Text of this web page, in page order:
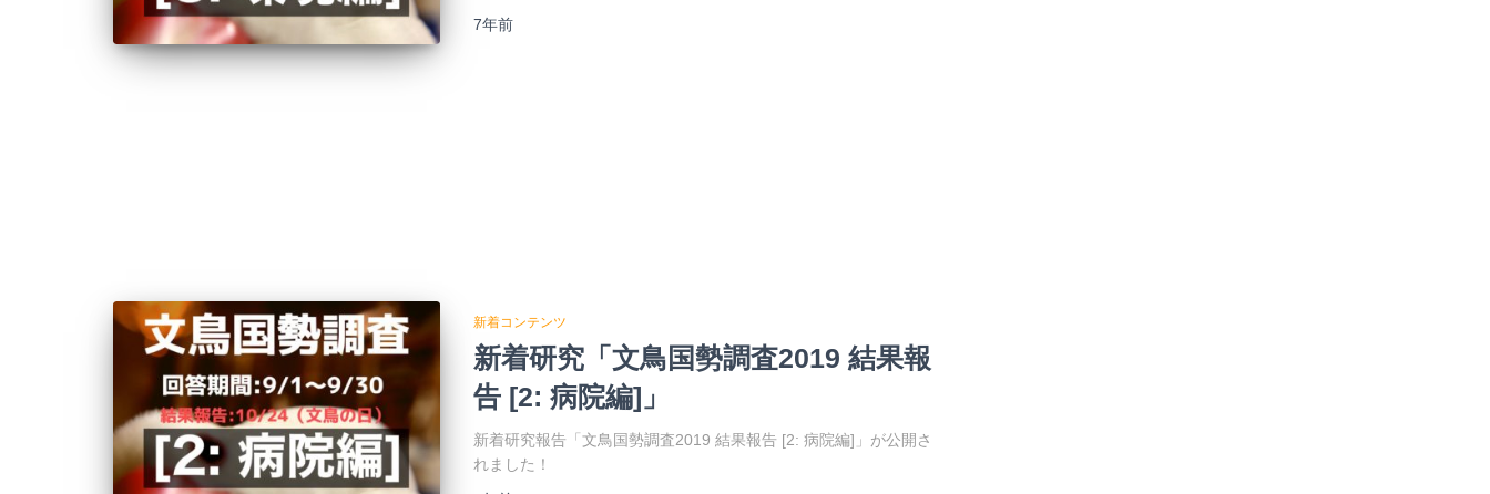
7年前
新着コンテンツ
新着研究「文鳥国勢調査2019 結果報
告 [2: 病院編]」
新着研究報告「文鳥国勢調査2019 結果報告 [2: 病院編]」が公開さ
れました！